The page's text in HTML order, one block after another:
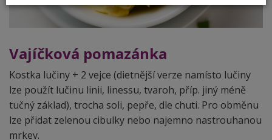
Vajíčková pomazánka
Kostka lučiny + 2 vejce (dietnější verze namísto lučiny
lze použít lučinu linii, linessu, tvaroh, příp. jiný méně
tučný základ), trocha soli, pepře, dle chuti. Pro obměnu
lze přidat zelenou cibulky nebo najemno nastrouhanou
mrkev.